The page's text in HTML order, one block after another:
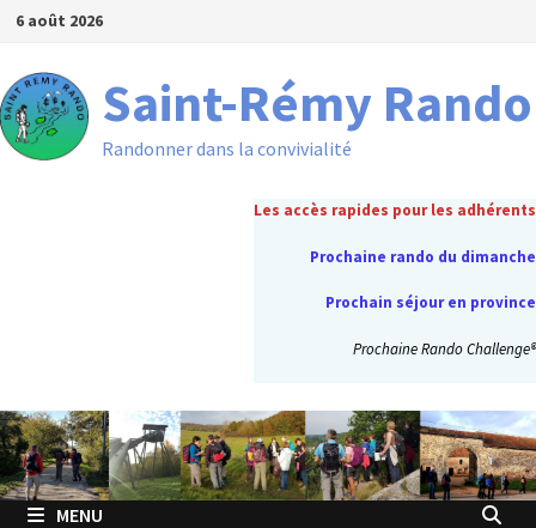
Passer
contenu
6 août 2026
Saint-Rémy Rando
Randonner dans la convivialité
Les accès rapides pour les adhérents
Prochaine rando du dimanche
Prochain séjour en province
Prochaine Rando Challenge®
MENU